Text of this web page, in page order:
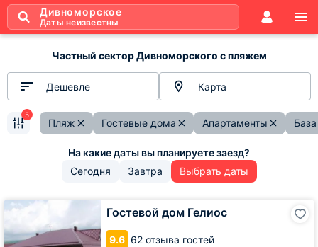
Дивноморское
Даты неизвестны
Частный сектор Дивноморского с пляжем
Дешевле Карта
Пляж Гостевые дома Апартаменты
5
Сегодня Завтра Выбрать даты
Гостевой дом Гелиос
9.6 62 отзыва гостей
Гостевой
Гелиос